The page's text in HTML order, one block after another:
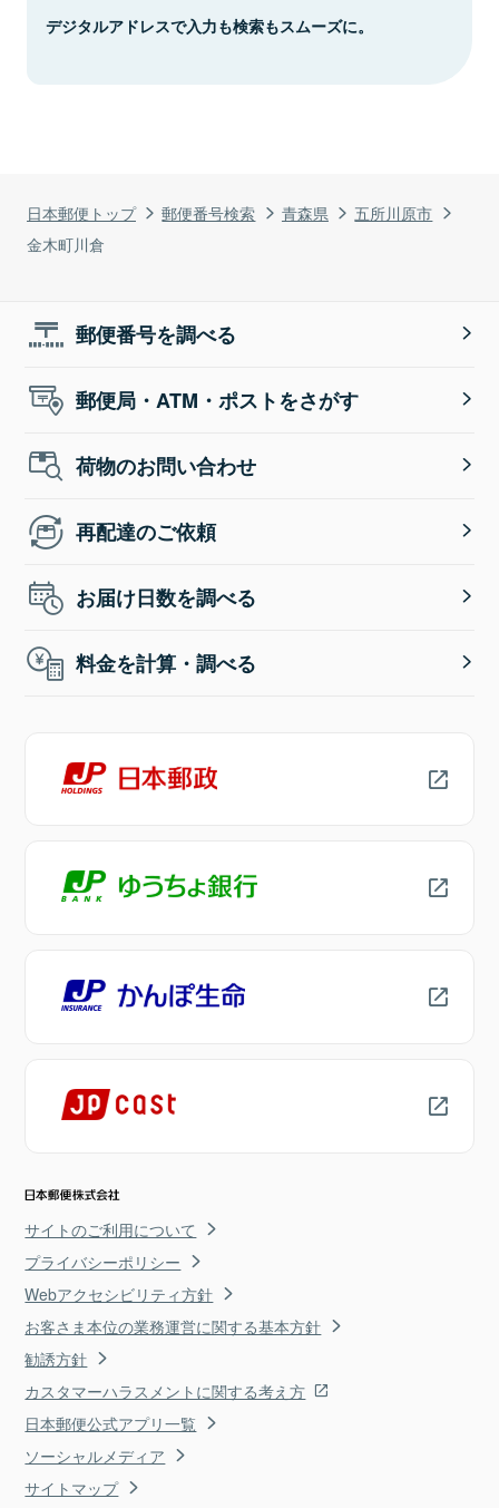
日本郵便トップ 郵便番号検索 青森県
五所川原市
金木町川倉
デジタルアドレスで入力も検索もスムーズに。
郵便番号を調べる
郵便局・ATM・ポストをさがす
荷物のお問い合わせ
再配達のご依頼
お届け日数を調べる
料金を計算・調べる
サイトのご利用について
プライバシーポリシー
Webアクセシビリティ方針
お客さま本位の業務運営に関する基本方針
勧誘方針
カスタマーハラスメントに関する考え方
日本郵便公式アプリ一覧
ソーシャルメディア
サイトマップ